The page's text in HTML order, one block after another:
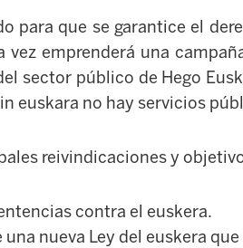
para que se garantice el
vez emprenderá una
sector público de Hego
euskara no hay servicios
reivindicaciones y
contra el euskera.
una nueva Ley del euskera